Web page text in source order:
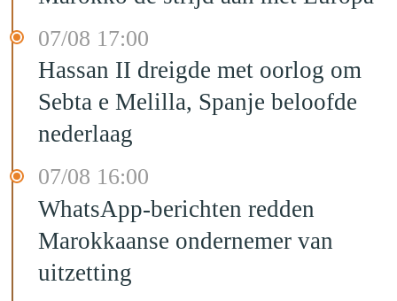
07/08 17:00
Hassan II dreigde met oorlog om
Sebta e Melilla, Spanje beloofde
nederlaag
07/08 16:00
WhatsApp-berichten redden
Marokkaanse ondernemer van
uitzetting